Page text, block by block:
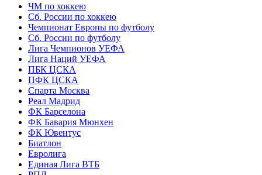
ЧМ по хоккею
Сб. России по хоккею
Чемпионат Европы по футболу
Сб. России по футболу
Лига Чемпионов УЕФА
Лига Наций УЕФА
ПБК ЦСКА
ПФК ЦСКА
Спарта Москва
Реал Мадрид
ФК Барселона
ФК Бавария Мюнхен
ФК Ювентус
Биатлон
Евролига
Единая Лига ВТБ